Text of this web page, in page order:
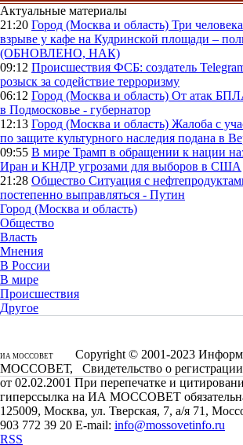
Актуальные материалы
21:20 Город (Москва и область) Три
взрыве у кафе на Кудринской площади –
(ОБНОВЛЕНО, НАК)
09:12 Происшествия ФСБ: создатель
розыск за содействие терроризму
06:12 Город (Москва и область) От атак
в Подмосковье - губернатор
12:13 Город (Москва и область) Жалоба с
по защите культурного наследия подана в
09:55 В мире Трамп в обращении к нации
Иран и КНДР угрозами для выборов в США
21:28 Общество Ситуация с
постепенно выправляться - Путин
Город (Москва и область)
Общество
Власть
Мнения
В России
В мире
Происшествия
Другое
ИА МОССОВЕТ
Copyright © 2001-2023
МОССОВЕТ, Свидетельство о
от 02.02.2001 При перепечатке и
гиперссылка на ИА МОССОВЕТ
125009, Москва, ул. Тверская, 7, а/я 71,
903 772 39 20 E-mail: info@mossovetinfo.ru
RSS